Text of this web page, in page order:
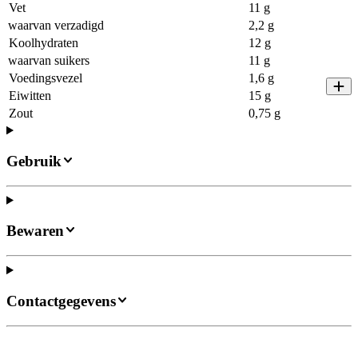
Vet
11 g
waarvan verzadigd
2,2 g
Koolhydraten
12 g
waarvan suikers
11 g
Voedingsvezel
1,6 g
Eiwitten
15 g
Zout
0,75 g
Gebruik
Bewaren
Contactgegevens